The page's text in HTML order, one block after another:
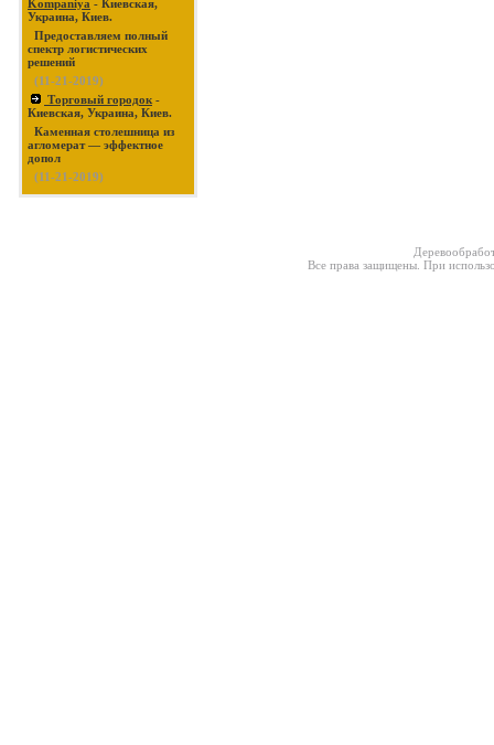
Kompaniya - Киевская,
Украина, Киев.
Предоставляем полный
спектр логистических
решений
(11-21-2019)
Торговый городок -
Киевская, Украина, Киев.
Каменная столешница из
агломерат — эффектное
допол
(11-21-2019)
Все права защищены. При